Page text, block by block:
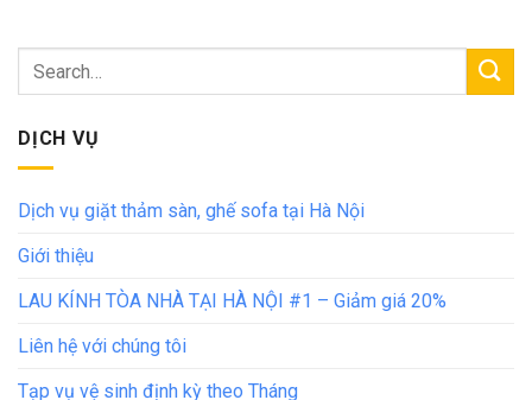
DỊCH VỤ
Dịch vụ giặt thảm sàn, ghế sofa tại Hà Nội
Giới thiệu
LAU KÍNH TÒA NHÀ TẠI HÀ NỘI #1 – Giảm giá 20%
Liên hệ với chúng tôi
Tạp vụ vệ sinh định kỳ theo Tháng